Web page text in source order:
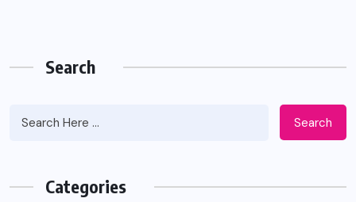
Search
Search
Categories